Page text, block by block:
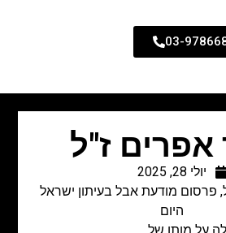
03-
אפרים ז"ל
יולי 28, 2025
, פרסום מודעת אבל בעיתון ישראל
היום
על מותו של